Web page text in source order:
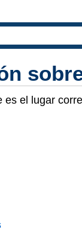
es el lugar